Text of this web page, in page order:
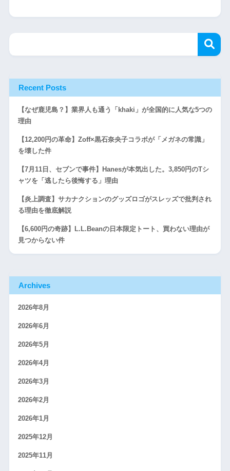
Recent Posts
【なぜ鹿児島？】業界人も通う「khaki」が全国的に人気な5つの
理由
【12,200円の革命】Zoff×黒石奈央子コラボが「メガネの常識」
を壊した件
【7月11日、セブンで事件】Hanesが本気出した。3,850円のTシ
ャツを「逃したら後悔する」理由
【炎上調査】サカナクションのグッズロゴがスレッズで批判され
る理由を徹底解説
【6,600円の奇跡】L.L.Beanの日本限定トート、買わない理由が
見つからない件
Archives
2026年8月
2026年6月
2026年5月
2026年4月
2026年3月
2026年2月
2026年1月
2025年12月
2025年11月